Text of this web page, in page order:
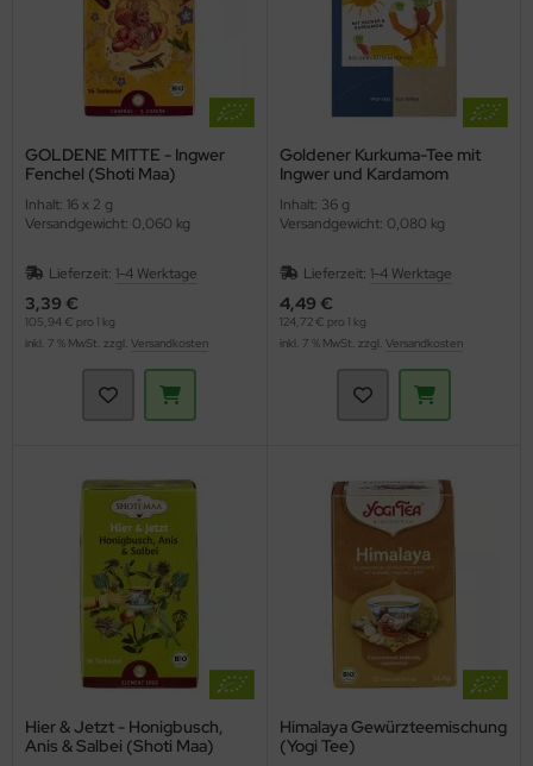
GOLDENE MITTE - Ingwer
Fenchel (Shoti Maa)
Inhalt: 16 x 2 g
Versandgewicht: 0,060 kg
Lieferzeit: 1-4 Werktage
3,39 €
105,94 € pro 1 kg
inkl. 7 % MwSt. zzgl. Versandkosten
Goldener Kurkuma-Tee mit
Ingwer und Kardamom
Inhalt: 36 g
Versandgewicht: 0,080 kg
Lieferzeit: 1-4 Werktage
4,49 €
124,72 € pro 1 kg
inkl. 7 % MwSt. zzgl. Versandkosten
Hier & Jetzt - Honigbusch,
Anis & Salbei (Shoti Maa)
Himalaya Gewürzteemischung
(Yogi Tee)